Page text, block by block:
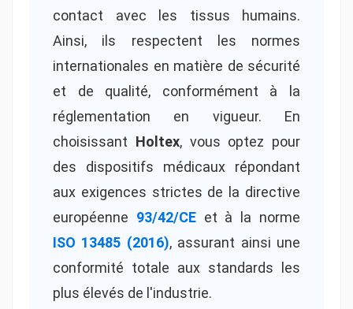
contact avec les tissus humains.
Ainsi, ils respectent les normes
internationales en matière de sécurité
et de qualité, conformément à la
réglementation en vigueur. En
choisissant Holtex, vous optez pour
des dispositifs médicaux répondant
aux exigences strictes de la directive
européenne 93/42/CEet à la norme
ISO 13485 (2016), assurant ainsi une
conformité totale aux standards les
plus élevés de l'industrie.